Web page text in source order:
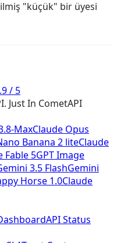
"küçük" bir üyesi
/ 5
Just In CometAPI
MaxClaude Opus
Banana 2 liteClaude
Fable 5GPT Image
3.5 FlashGemini
Horse 1.0Claude
API Status